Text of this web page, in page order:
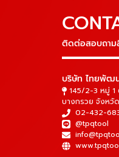
ติดต่อสอบถาม
บริษัท ไทยพัฒ
145/2-3 หมู่ 1
บางกรวย จังหวั
02-432-
@tpqtool